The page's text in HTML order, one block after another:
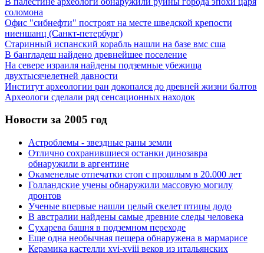
соломона
Офис "сибнефти" построят на месте шведской крепости
ниеншанц (Санкт-петербург)
Старинный испанский корабль нашли на базе вмс сша
В бангладеш найдено древнейшее поселение
На севере израиля найдены подземные убежища
двухтысячелетней давности
Институт археологии ран докопался до древней жизни балтов
Археологи сделали ряд сенсационных находок
Новости за 2005 год
Астроблемы - звездные раны земли
Отлично сохранившиеся останки динозавра
обнаружили в аргентине
Окаменелые отпечатки стоп с прошлым в 20.000 лет
Голландские учены обнаружили массовую могилу
дронтов
Ученые впервые нашли целый скелет птицы додо
В австралии найдены самые древние следы человека
Сухарева башня в подземном переходе
Еще одна необычная пещера обнаружена в мармарисе
Керамика кастелли xvi-xviii веков из итальянских